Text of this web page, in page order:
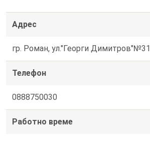
Адрес
гр. Роман, ул."Георги Димитров"№31
Телефон
0888750030
Работно време